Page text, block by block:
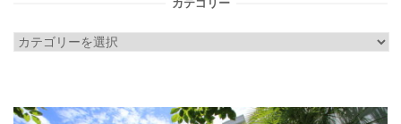
カテゴリー
カ
リ